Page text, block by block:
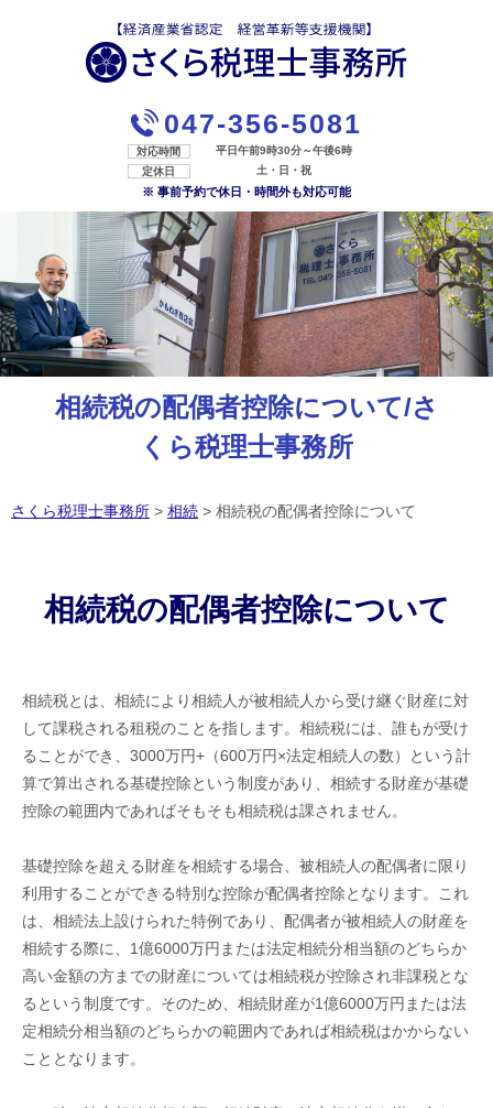
047-356-5081
対応時間
平日午前9時30分～午後6時
定休日
土・日・祝
※ 事前予約で休日・時間外も対応可能
相続税の配偶者控除について/さ
くら税理士事務所
さくら税理士事務所 > 相続 > 相続税の配偶者控除について
相続税の配偶者控除について
相続税とは、相続により相続人が被相続人から受け継ぐ財産に対
して課税される租税のことを指します。相続税には、誰もが受け
ることができ、3000万円+（600万円×法定相続人の数）という計
算で算出される基礎控除という制度があり、相続する財産が基礎
控除の範囲内であればそもそも相続税は課されません。
基礎控除を超える財産を相続する場合、被相続人の配偶者に限り
利用することができる特別な控除が配偶者控除となります。これ
は、相続法上設けられた特例であり、配偶者が被相続人の財産を
相続する際に、1億6000万円または法定相続分相当額のどちらか
高い金額の方までの財産については相続税が控除され非課税とな
るという制度です。そのため、相続財産が1億6000万円または法
定相続分相当額のどちらかの範囲内であれば相続税はかからない
こととなります。